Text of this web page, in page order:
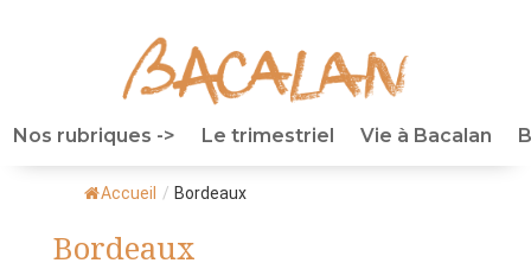
Nos rubriques -> Le trimestriel Vie à Bacalan
Accueil / Bordeaux
Bordeaux